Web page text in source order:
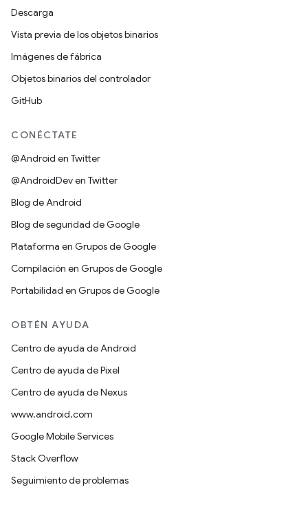
Descarga
Vista previa de los objetos binarios
Imágenes de fábrica
Objetos binarios del controlador
GitHub
CONÉCTATE
@Android en Twitter
@AndroidDev en Twitter
Blog de Android
Blog de seguridad de Google
Plataforma en Grupos de Google
Compilación en Grupos de Google
Portabilidad en Grupos de Google
OBTÉN AYUDA
Centro de ayuda de Android
Centro de ayuda de Pixel
Centro de ayuda de Nexus
www.android.com
Google Mobile Services
Stack Overflow
Seguimiento de problemas